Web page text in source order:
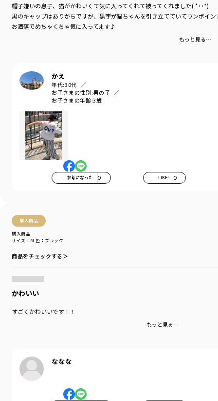
帽子嫌いの息子、猫がかわいくて気に入ってくれて被ってくれました( *˙˙*)
黒のキャップはありがちですが、黒字が猫ちゃんを引き立てていてワンポイ
お洒落でめちゃくちゃ気に入ってます♪
もっと見る…
かえ
年代:30代
お子さまの性別:男の子
お子さまの年齢:3歳
参考になった 0 LIKE! 0
購入商品
購入商品
サイズ：M 色：ブラック
商品をチェックする＞
かわいい
すごくかわいいです！！
もっと見る…
ななな
カテゴリ ／ 帽子
カラー
／ ブラック
性別タイプ
／GIRL
BOY